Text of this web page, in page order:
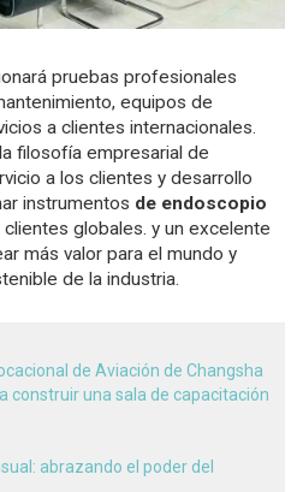
pruebas profesionales
equipos de
a clientes internacionales.
filosofía empresarial de
a los clientes y desarrollo
instrumentos de endoscopio
globales. y un excelente
más valor para el mundo y
de la industria.
de Aviación de Changsha
construir una sala de capacitación
abrazando el poder del